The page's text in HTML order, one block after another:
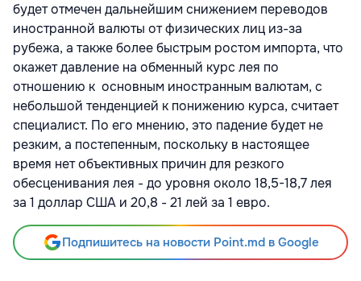
будет отмечен дальнейшим снижением переводов
иностранной валюты от физических лиц из-за
рубежа, а также более быстрым ростом импорта, что
окажет давление на обменный курс лея по
отношению к основным иностранным валютам, с
небольшой тенденцией к понижению курса, считает
специалист. По его мнению, это падение будет не
резким, а постепенным, поскольку в настоящее
время нет объективных причин для резкого
обесценивания лея - до уровня около 18,5-18,7 лея
за 1 доллар США и 20,8 - 21 лей за 1 евро.
Подпишитесь на новости Point.md в Google